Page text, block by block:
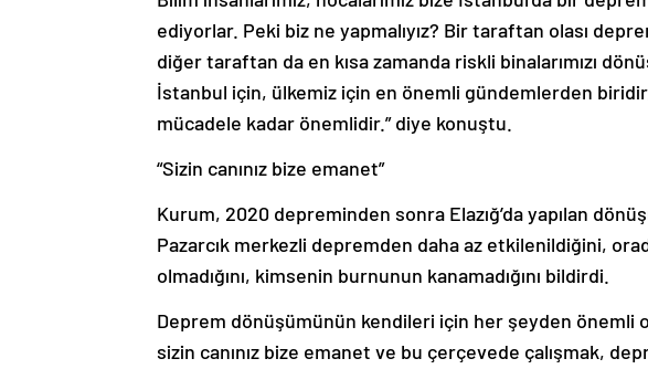
ediyorlar. Peki biz ne yapmalıyız? Bir taraftan olası
diğer taraftan da en kısa zamanda riskli binalarımızı
İstanbul için, ülkemiz için en önemli gündemlerden
mücadele kadar önemlidir.” diye konuştu.
“Sizin canınız bize emanet”
Kurum, 2020 depreminden sonra Elazığ’da yapılan
Pazarcık merkezli depremden daha az etkilenildiğini,
olmadığını, kimsenin burnunun kanamadığını bildirdi.
Deprem dönüşümünün kendileri için her şeyden önemli
sizin canınız bize emanet ve bu çerçevede çalışmak,